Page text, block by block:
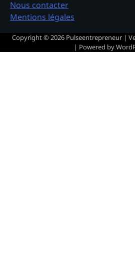
Nous contacter
Mentions légales
Copyright © 2026 Pulseentrepreneur |
| Powered by